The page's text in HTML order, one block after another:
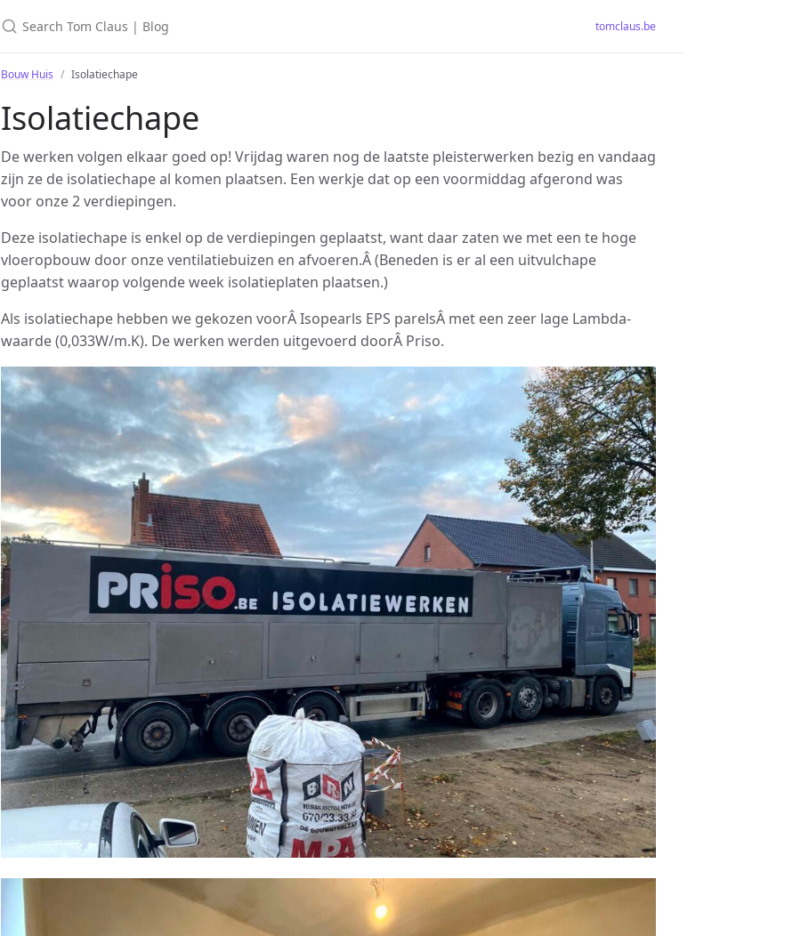
tomclaus.be
Bouw Huis Isolatiechape
Isolatiechape
De werken volgen elkaar goed op! Vrijdag waren nog de laatste pleisterwerken bezig en vandaag
zijn ze de isolatiechape al komen plaatsen. Een werkje dat op een voormiddag afgerond was
voor onze 2 verdiepingen.
Deze isolatiechape is enkel op de verdiepingen geplaatst, want daar zaten we met een te hoge
vloeropbouw door onze ventilatiebuizen en afvoeren.Â (Beneden is er al een uitvulchape
geplaatst waarop volgende week isolatieplaten plaatsen.)
Als isolatiechape hebben we gekozen voorÂ Isopearls EPS parelsÂ met een zeer lage Lambda-
waarde (0,033W/m.K). De werken werden uitgevoerd doorÂ Priso.